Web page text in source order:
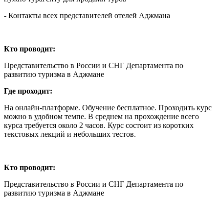
- Контакты всех представителей отелей Аджмана
Кто проводит:
Представительство в России и СНГ Департамента по
развитию туризма в Аджмане
Где проходит:
На онлайн-платформе. Обучение бесплатное. Проходить курс
можно в удобном темпе. В среднем на прохождение всего
курса требуется около 2 часов. Курс состоит из коротких
текстовых лекций и небольших тестов.
Кто проводит:
Представительство в России и СНГ Департамента по
развитию туризма в Аджмане